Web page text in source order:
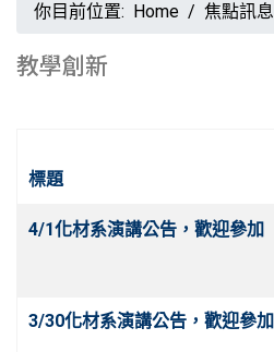
你目前位置: Home 焦點訊息
教學創新
標題
4/1化材系演講公告，歡迎參加
3/30化材系演講公告，歡迎參加